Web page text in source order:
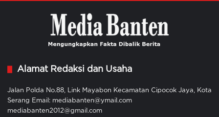
Alamat Redaksi dan Usaha
Jalan Polda No.88, Link Mayabon Kecamatan Cipocok Jaya, Kota
Serang Email: mediabanten@ymail.com
mediabanten2012@gmail.com